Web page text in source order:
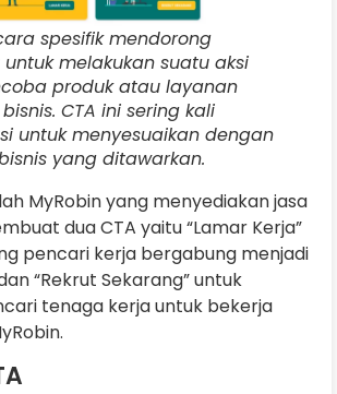
spesifik mendorong
melakukan suatu aksi
produk atau layanan
CTA ini sering kali
untuk menyesuaikan dengan
yang ditawarkan.
MyRobin yang menyediakan jasa
dua CTA yaitu “Lamar Kerja”
pencari kerja bergabung menjadi
“Rekrut Sekarang” untuk
tenaga kerja untuk bekerja